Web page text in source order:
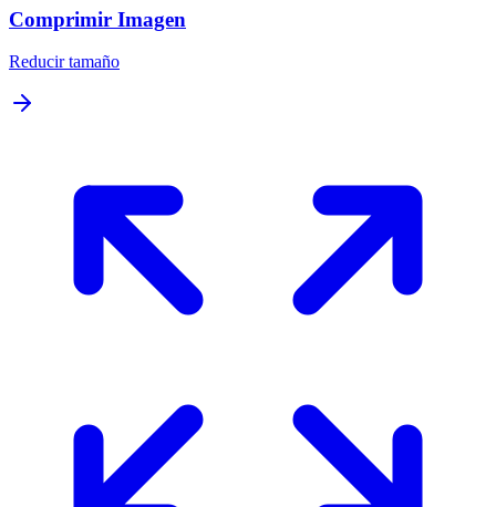
Comprimir Imagen
Reducir tamaño